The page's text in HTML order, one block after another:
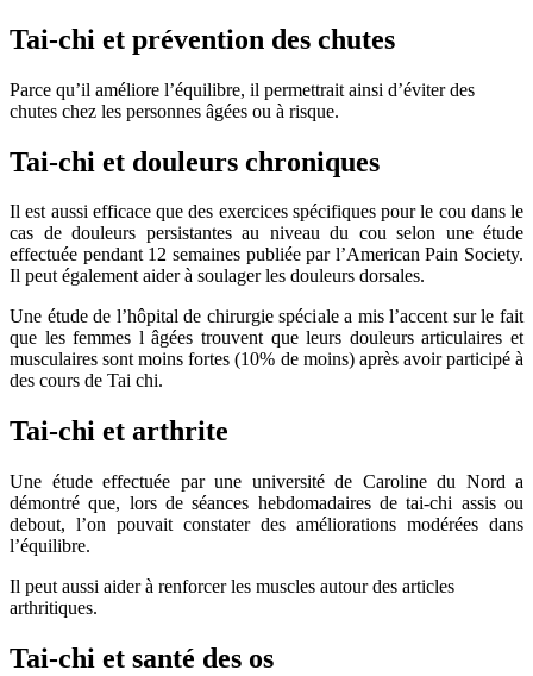
Tai-chi et prévention des chutes
Parce qu’il améliore l’équilibre, il permettrait ainsi d’éviter des
chutes chez les personnes âgées ou à risque.
Tai-chi et douleurs chroniques
Il est aussi efficace que des exercices spécifiques pour le cou dans le
cas de douleurs persistantes au niveau du cou selon une étude
effectuée pendant 12 semaines publiée par l’American Pain Society.
Il peut également aider à soulager les douleurs dorsales.
Une étude de l’hôpital de chirurgie spéciale a mis l’accent sur le fait
que les femmes l âgées trouvent que leurs douleurs articulaires et
musculaires sont moins fortes (10% de moins) après avoir participé à
des cours de Tai chi.
Tai-chi et arthrite
Une étude effectuée par une université de Caroline du Nord a
démontré que, lors de séances hebdomadaires de tai-chi assis ou
debout, l’on pouvait constater des améliorations modérées dans
l’équilibre.
Il peut aussi aider à renforcer les muscles autour des articles
arthritiques.
Tai-chi et santé des os